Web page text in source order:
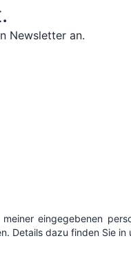
Newsletter an.